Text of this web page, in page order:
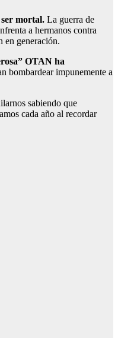
ser mortal. La guerra de
a hermanos contra
en generación.
OTAN ha
bombardear impunemente a
sabiendo que
cada año al recordar